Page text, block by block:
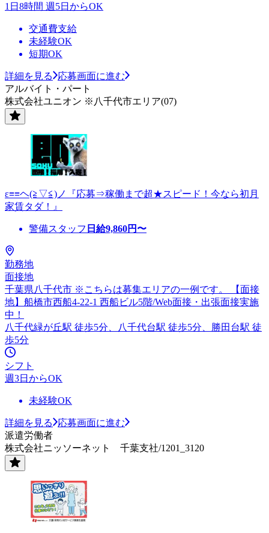
1日8時間 週5日からOK
交通費支給
未経験OK
短期OK
詳細を見る
応募画面に進む
アルバイト・パート
株式会社ユニオン ※八千代市エリア(07)
ε≡≡ヘ(≧▽≦)ノ『応募⇒稼働まで超★スピード！今なら初月
家賃タダ！』
警備スタッフ 日給9,860円〜
勤務地
面接地
千葉県八千代市 ※こちらは募集エリアの一例です。 【面接
地】船橋市西船4-22-1 西船ビル5階/Web面接・出張面接実施
中！
八千代緑が丘駅 徒歩5分、八千代台駅 徒歩5分、勝田台駅 徒
歩5分
シフト
週3日からOK
未経験OK
詳細を見る
応募画面に進む
派遣労働者
株式会社ニッソーネット 千葉支社/1201_3120